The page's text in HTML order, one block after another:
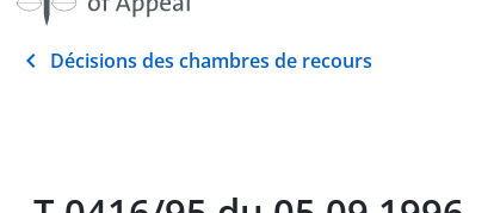
Décisions des chambres de recours